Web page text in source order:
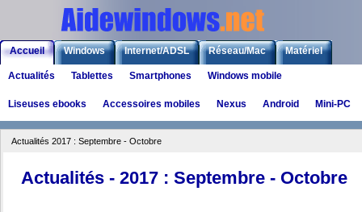
Accueil Windows Internet/ADSL Réseau/Mac Matériel
Logiciels Liens Jeux
Actualités Tablettes Smartphones Windows mobile
Liseuses ebooks Accessoires mobiles Nexus Android Mini-PC
Actualités 2017 : Septembre - Octobre
Actualités - 2017 : Septembre - Octobre